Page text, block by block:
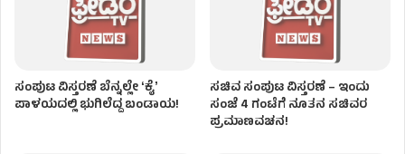
ಸಂಪುಟ ವಿಸ್ತರಣೆ ಬೆನ್ನಲ್ಲೇ ʻಕೈʼ
ಪಾಳಯದಲ್ಲಿ ಭುಗಿಲೆದ್ದ ಬಂಡಾಯ!
ಸಚಿವ ಸಂಪುಟ ವಿಸ್ತರಣೆ – ಇಂದು
ಸಂಜೆ 4 ಗಂಟೆಗೆ ನೂತನ ಸಚಿವರ
ಪ್ರಮಾಣವಚನ!